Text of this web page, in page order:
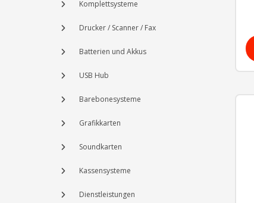
Komplettsysteme
Drucker / Scanner / Fax
Batterien und Akkus
USB Hub
Barebonesysteme
Grafikkarten
Soundkarten
Kassensysteme
Dienstleistungen